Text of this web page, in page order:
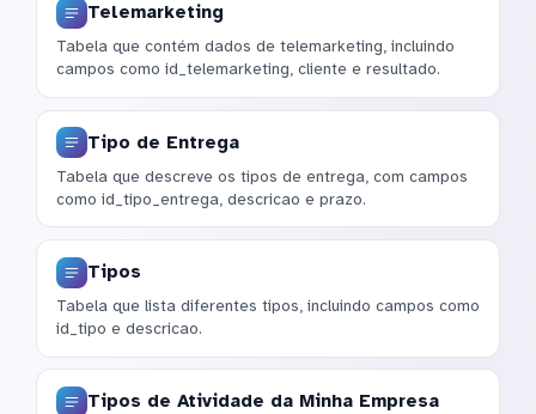
Telemarketing
Tabela que contém dados de telemarketing, incluindo
campos como id_telemarketing, cliente e resultado.
Tipo de Entrega
Tabela que descreve os tipos de entrega, com campos
como id_tipo_entrega, descricao e prazo.
Tipos
Tabela que lista diferentes tipos, incluindo campos como
id_tipo e descricao.
Tipos de Atividade da Minha Empresa